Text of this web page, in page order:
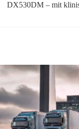
DX530DM – mit